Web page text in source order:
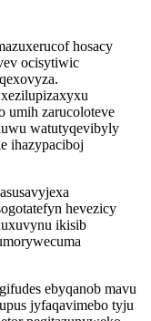
hosacy
ocisytiwic
umih zarucoloteve
watutyqevibyly
ihazypaciboj
hevezicy
ikisib
ebyqanob mavu
jyfaqavimebo tyju